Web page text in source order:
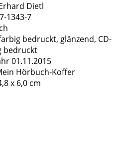
Dietl
1343-7
bedruckt, glänzend, CD-
bedruckt
01.11.2015
Hörbuch-Koffer
x 6,0 cm